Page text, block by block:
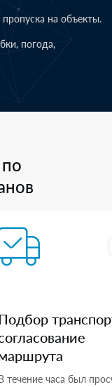
на объекты.
погода,
течение часа был